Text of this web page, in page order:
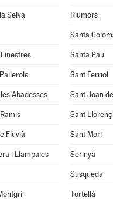
Selva Riumors
Santa
Santa Pau
Sant Ferriol
Abadesses Sant Joan
Sant
Fluvià Sant Mori
i Llampaies Serinyà
Susqueda
Tortellà